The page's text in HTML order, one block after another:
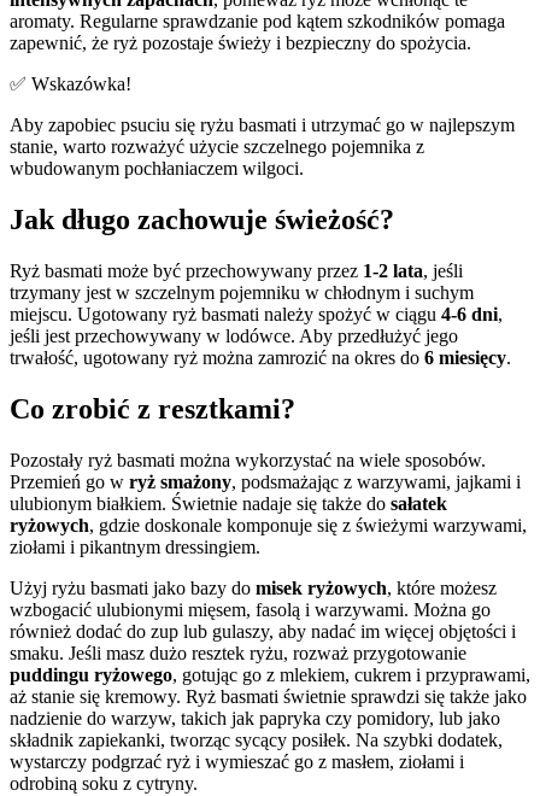
aromaty. Regularne sprawdzanie pod kątem szkodników pomaga
zapewnić, że ryż pozostaje świeży i bezpieczny do spożycia.
✅ Wskazówka!
Aby zapobiec psuciu się ryżu basmati i utrzymać go w najlepszym
stanie, warto rozważyć użycie szczelnego pojemnika z
wbudowanym pochłaniaczem wilgoci.
Jak długo zachowuje świeżość?
Ryż basmati może być przechowywany przez 1-2 lata, jeśli
trzymany jest w szczelnym pojemniku w chłodnym i suchym
miejscu. Ugotowany ryż basmati należy spożyć w ciągu 4-6 dni,
jeśli jest przechowywany w lodówce. Aby przedłużyć jego
trwałość, ugotowany ryż można zamrozić na okres do 6 miesięcy.
Co zrobić z resztkami?
Pozostały ryż basmati można wykorzystać na wiele sposobów.
Przemień go w ryż smażony, podsmażając z warzywami, jajkami i
ulubionym białkiem. Świetnie nadaje się także do sałatek
ryżowych, gdzie doskonale komponuje się z świeżymi warzywami,
ziołami i pikantnym dressingiem.
Użyj ryżu basmati jako bazy do misek ryżowych, które możesz
wzbogacić ulubionymi mięsem, fasolą i warzywami. Można go
również dodać do zup lub gulaszy, aby nadać im więcej objętości i
smaku. Jeśli masz dużo resztek ryżu, rozważ przygotowanie
puddingu ryżowego, gotując go z mlekiem, cukrem i przyprawami,
aż stanie się kremowy. Ryż basmati świetnie sprawdzi się także jako
nadzienie do warzyw, takich jak papryka czy pomidory, lub jako
składnik zapiekanki, tworząc sycący posiłek. Na szybki dodatek,
wystarczy podgrzać ryż i wymieszać go z masłem, ziołami i
odrobiną soku z cytryny.